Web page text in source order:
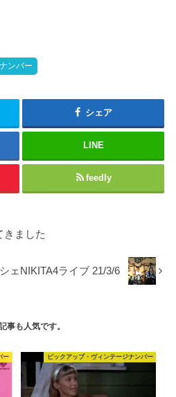
ンバー
シェア
LINE
feedly
きました
ェNIKITA4ライブ 21/3/6
事も人気です。
ー ピックアップ・ヴィンテージナンバー